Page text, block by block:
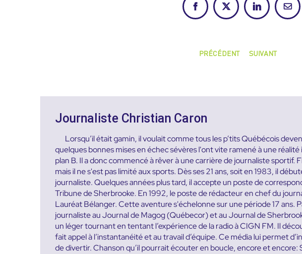
FacebookX LinkedIn
PRÉCÉDENT SUIVANT
Journaliste Christian Caron
Lorsqu’il était gamin, il voulait comme tous les p’tits Québécois
quelques bonnes mises en échec sévères l'ont vite ramené à une réalité
plan B. Il a donc commencé à rêver à une carrière de journaliste sportif.
mais il ne s'est pas limité aux sports. Dès ses 21 ans, soit en 1983, il
journaliste. Quelques années plus tard, il accepte un poste de
Tribune de Sherbrooke. En 1992, le poste de rédacteur en chef du
Lauréat Bélanger. Cette aventure s'échelonne sur une période 17 ans.
journaliste au Journal de Magog (Québecor) et au Journal de
un léger tournant en tentant l’expérience de la radio à CIGN FM. Il
fait appel à l’instantanéité et au travail d’équipe. Ce média lui permet
de divertir. Chanson qu’il pourrait écouter en boucle, encore et encore: